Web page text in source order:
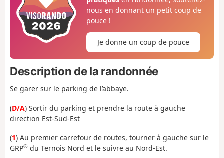
nous en donnant un petit coup de
pouce !
Je donne un coup de pouce
Description de la randonnée
Se garer sur le parking de l’abbaye.
(D/A) Sortir du parking et prendre la route à gauche
direction Est-Sud-Est
(1) Au premier carrefour de routes, tourner à gauche sur le
GRP® du Ternois Nord et le suivre au Nord-Est.